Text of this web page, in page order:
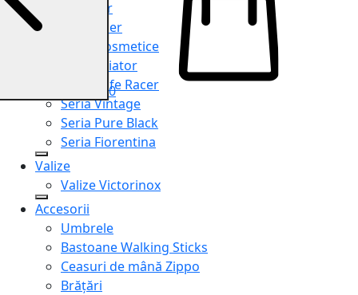
Shopper
Organiser
Truse cosmetice
Seria Aviator
Seria Cafe Racer
Seria Vintage
Seria Pure Black
Seria Fiorentina
Valize
Valize Victorinox
Accesorii
Umbrele
Bastoane Walking Sticks
Ceasuri de mână Zippo
Brățări
0